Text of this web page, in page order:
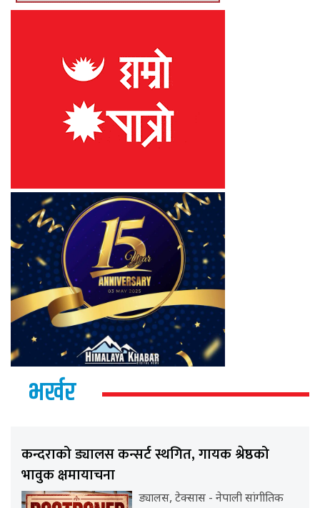
भर्खर
कन्दराको ड्यालस कन्सर्ट स्थगित, गायक श्रेष्ठको
भावुक क्षमायाचना
ड्यालस, टेक्सास - नेपाली सांगीतिक